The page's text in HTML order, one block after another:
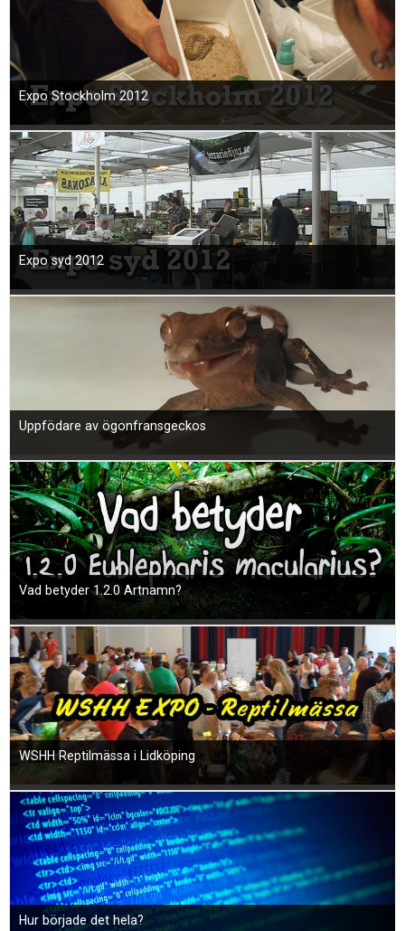
Expo Stockholm 2012
Expo syd 2012
Uppfödare av ögonfransgeckos
Vad betyder 1.2.0 Artnamn?
WSHH Reptilmässa i Lidköping
Hur började det hela?